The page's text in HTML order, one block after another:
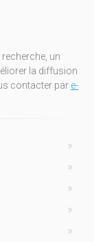
un
la diffusion
contacter par e-